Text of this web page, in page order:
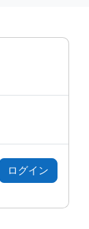
ログイン